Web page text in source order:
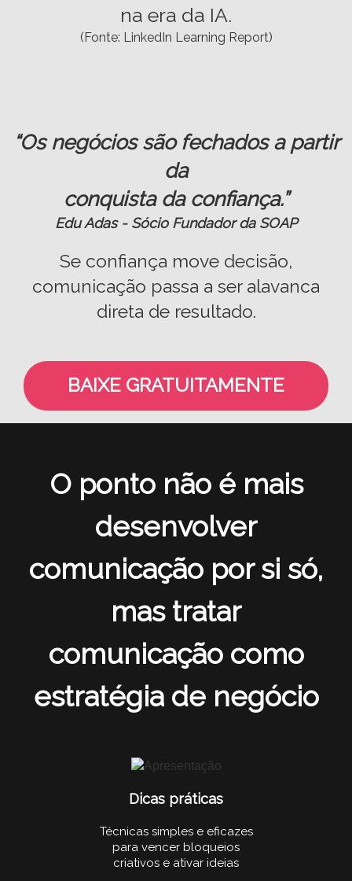
na era da IA.
(Fonte: LinkedIn Learning Report)
“Os negócios são fechados a partir
da
conquista da confiança.”
Edu Adas - Sócio Fundador da SOAP
Se confiança move decisão,
comunicação passa a ser alavanca
direta de resultado.
BAIXE GRATUITAMENTE
O ponto não é mais
desenvolver
comunicação por si só,
mas tratar
comunicação como
estratégia de negócio
Dicas práticas
Técnicas simples e eficazes
para vencer bloqueios
criativos e ativar ideias